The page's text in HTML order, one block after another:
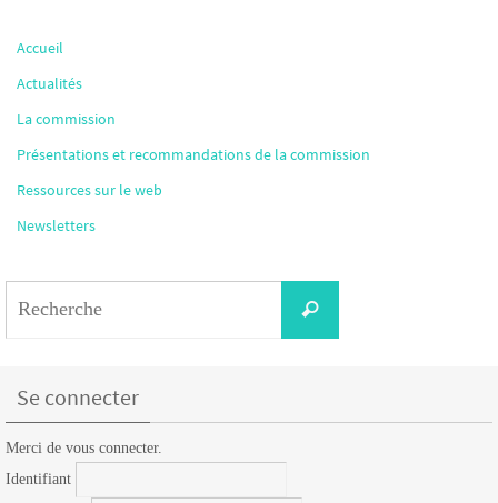
Accueil
Actualités
La commission
Présentations et recommandations de la commission
Ressources sur le web
Newsletters
Recherche
Se connecter
Merci de vous connecter.
Identifiant